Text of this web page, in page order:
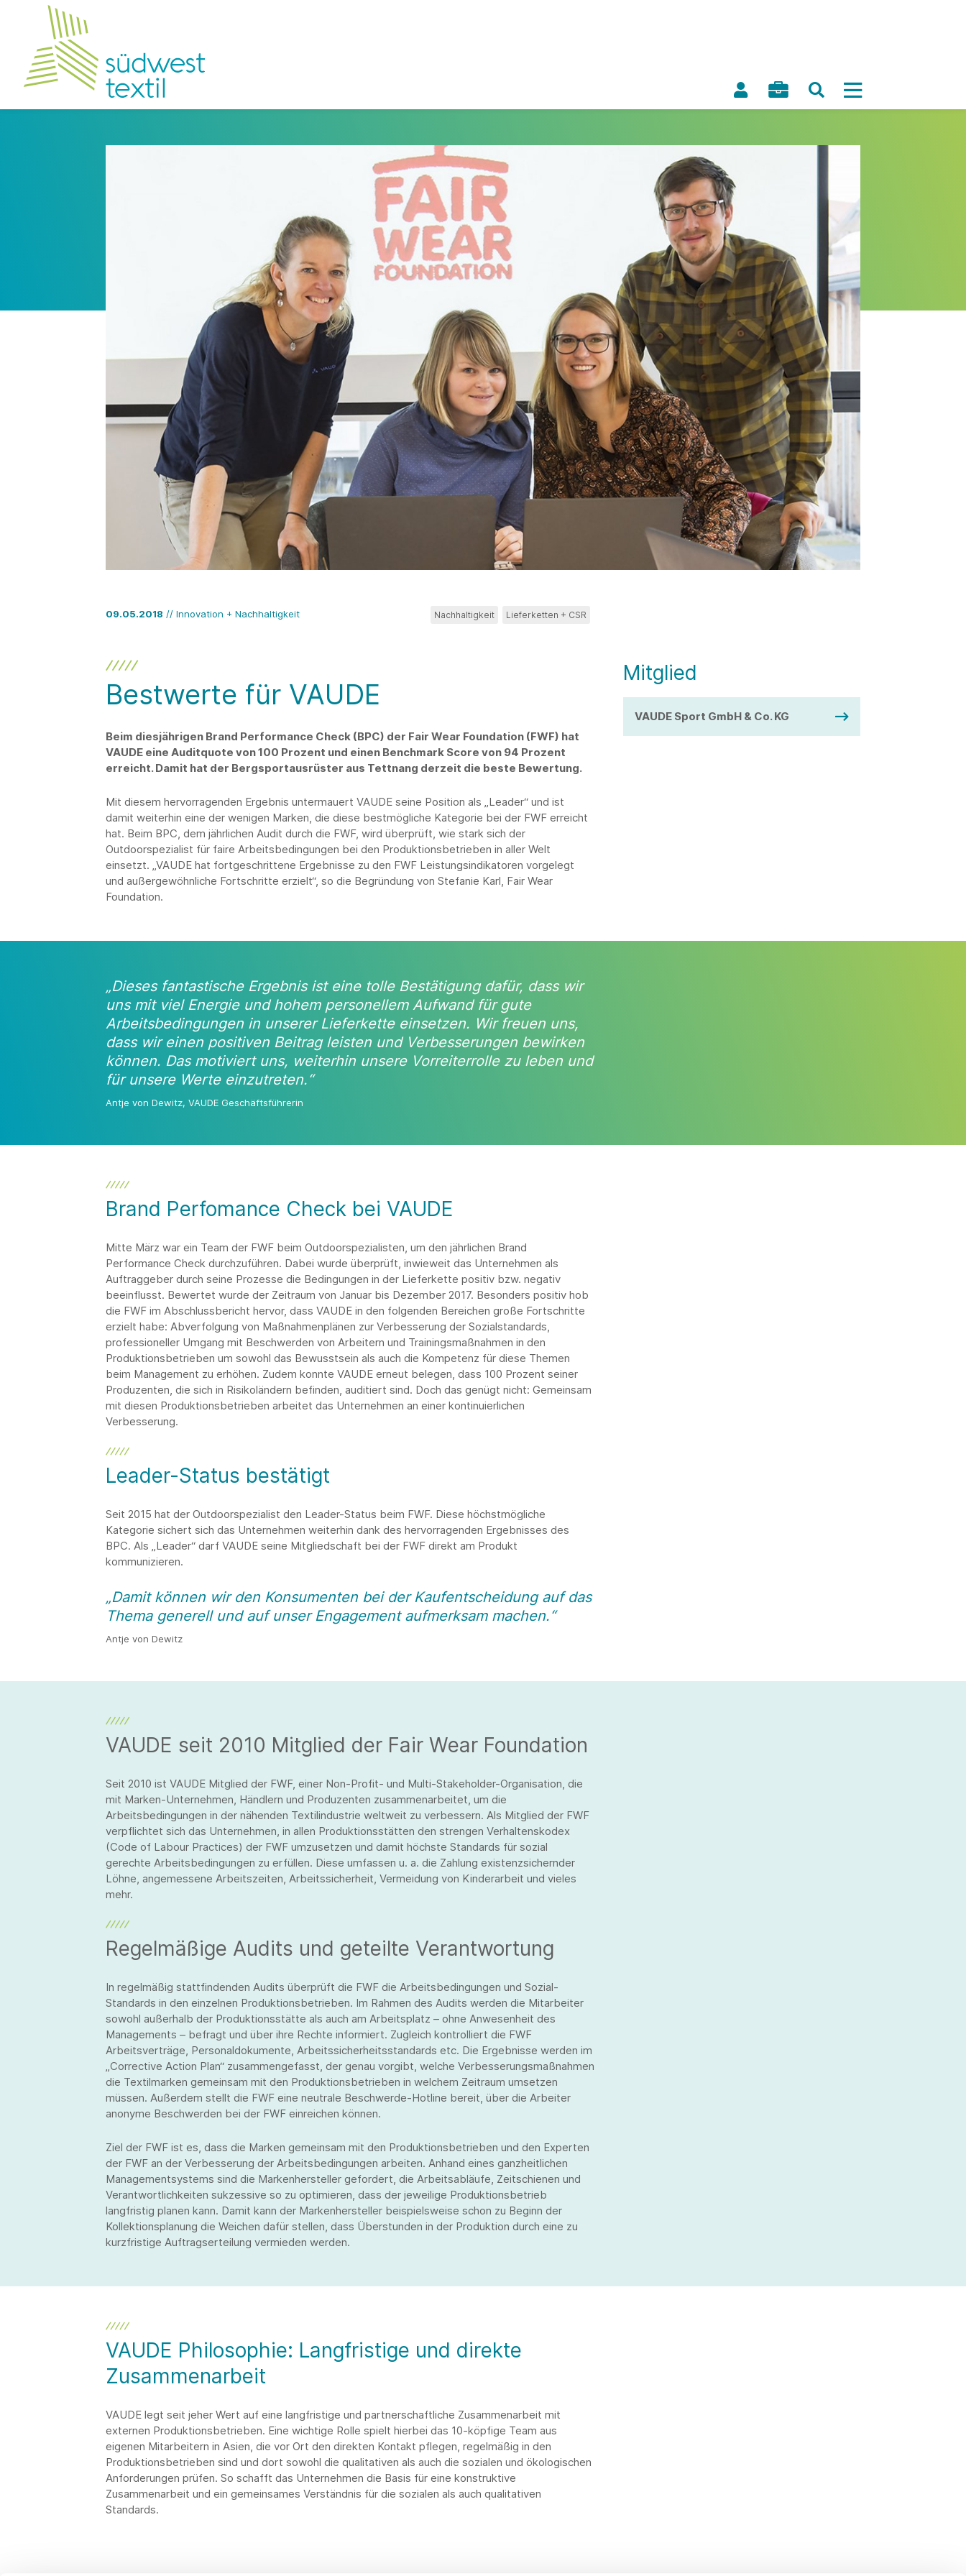
09.05.2018 // Innovation + Nachhaltigkeit Nachhaltigkeit Lieferketten + CSR
Bestwerte für VAUDE
Beim diesjährigen Brand Performance Check (BPC) der Fair Wear Foundation (FWF) hat
VAUDE eine Auditquote von 100 Prozent und einen Benchmark Score von 94 Prozent
erreicht. Damit hat der Bergsportausrüster aus Tettnang derzeit die beste Bewertung.
Mit diesem hervorragenden Ergebnis untermauert VAUDE seine Position als „Leader“ und ist
damit weiterhin eine der wenigen Marken, die diese bestmögliche Kategorie bei der FWF erreicht
hat. Beim BPC, dem jährlichen Audit durch die FWF, wird überprüft, wie stark sich der
Outdoorspezialist für faire Arbeitsbedingungen bei den Produktionsbetrieben in aller Welt
einsetzt. „VAUDE hat fortgeschrittene Ergebnisse zu den FWF Leistungsindikatoren vorgelegt
und außergewöhnliche Fortschritte erzielt“, so die Begründung von Stefanie Karl, Fair Wear
Foundation.
Mitglied
VAUDE Sport GmbH & Co. KG
„Dieses fantastische Ergebnis ist eine tolle Bestätigung dafür, dass wir
uns mit viel Energie und hohem personellem Aufwand für gute
Arbeitsbedingungen in unserer Lieferkette einsetzen. Wir freuen uns,
dass wir einen positiven Beitrag leisten und Verbesserungen bewirken
können. Das motiviert uns, weiterhin unsere Vorreiterrolle zu leben und
für unsere Werte einzutreten.“
Antje von Dewitz, VAUDE Geschäftsführerin
Brand Perfomance Check bei VAUDE
Mitte März war ein Team der FWF beim Outdoorspezialisten, um den jährlichen Brand
Performance Check durchzuführen. Dabei wurde überprüft, inwieweit das Unternehmen als
Auftraggeber durch seine Prozesse die Bedingungen in der Lieferkette positiv bzw. negativ
beeinflusst. Bewertet wurde der Zeitraum von Januar bis Dezember 2017. Besonders positiv hob
die FWF im Abschlussbericht hervor, dass VAUDE in den folgenden Bereichen große Fortschritte
erzielt habe: Abverfolgung von Maßnahmenplänen zur Verbesserung der Sozialstandards,
professioneller Umgang mit Beschwerden von Arbeitern und Trainingsmaßnahmen in den
Produktionsbetrieben um sowohl das Bewusstsein als auch die Kompetenz für diese Themen
beim Management zu erhöhen. Zudem konnte VAUDE erneut belegen, dass 100 Prozent seiner
Produzenten, die sich in Risikoländern befinden, auditiert sind. Doch das genügt nicht: Gemeinsam
mit diesen Produktionsbetrieben arbeitet das Unternehmen an einer kontinuierlichen
Verbesserung.
Leader-Status bestätigt
Seit 2015 hat der Outdoorspezialist den Leader-Status beim FWF. Diese höchstmögliche
Kategorie sichert sich das Unternehmen weiterhin dank des hervorragenden Ergebnisses des
BPC. Als „Leader“ darf VAUDE seine Mitgliedschaft bei der FWF direkt am Produkt
kommunizieren.
„Damit können wir den Konsumenten bei der Kaufentscheidung auf das
Thema generell und auf unser Engagement aufmerksam machen.“
Antje von Dewitz
VAUDE seit 2010 Mitglied der Fair Wear Foundation
Seit 2010 ist VAUDE Mitglied der FWF, einer Non-Profit- und Multi-Stakeholder-Organisation, die
mit Marken-Unternehmen, Händlern und Produzenten zusammenarbeitet, um die
Arbeitsbedingungen in der nähenden Textilindustrie weltweit zu verbessern. Als Mitglied der FWF
verpflichtet sich das Unternehmen, in allen Produktionsstätten den strengen Verhaltenskodex
(Code of Labour Practices) der FWF umzusetzen und damit höchste Standards für sozial
gerechte Arbeitsbedingungen zu erfüllen. Diese umfassen u. a. die Zahlung existenzsichernder
Löhne, angemessene Arbeitszeiten, Arbeitssicherheit, Vermeidung von Kinderarbeit und vieles
mehr.
Regelmäßige Audits und geteilte Verantwortung
In regelmäßig stattfindenden Audits überprüft die FWF die Arbeitsbedingungen und Sozial-
Standards in den einzelnen Produktionsbetrieben. Im Rahmen des Audits werden die Mitarbeiter
sowohl außerhalb der Produktionsstätte als auch am Arbeitsplatz – ohne Anwesenheit des
Managements – befragt und über ihre Rechte informiert. Zugleich kontrolliert die FWF
Arbeitsverträge, Personaldokumente, Arbeitssicherheitsstandards etc. Die Ergebnisse werden im
„Corrective Action Plan“ zusammengefasst, der genau vorgibt, welche Verbesserungsmaßnahmen
die Textilmarken gemeinsam mit den Produktionsbetrieben in welchem Zeitraum umsetzen
müssen. Außerdem stellt die FWF eine neutrale Beschwerde-Hotline bereit, über die Arbeiter
anonyme Beschwerden bei der FWF einreichen können.
Ziel der FWF ist es, dass die Marken gemeinsam mit den Produktionsbetrieben und den Experten
der FWF an der Verbesserung der Arbeitsbedingungen arbeiten. Anhand eines ganzheitlichen
Managementsystems sind die Markenhersteller gefordert, die Arbeitsabläufe, Zeitschienen und
Verantwortlichkeiten sukzessive so zu optimieren, dass der jeweilige Produktionsbetrieb
langfristig planen kann. Damit kann der Markenhersteller beispielsweise schon zu Beginn der
Kollektionsplanung die Weichen dafür stellen, dass Überstunden in der Produktion durch eine zu
kurzfristige Auftragserteilung vermieden werden.
VAUDE Philosophie: Langfristige und direkte
Zusammenarbeit
VAUDE legt seit jeher Wert auf eine langfristige und partnerschaftliche Zusammenarbeit mit
externen Produktionsbetrieben. Eine wichtige Rolle spielt hierbei das 10-köpfige Team aus
eigenen Mitarbeitern in Asien, die vor Ort den direkten Kontakt pflegen, regelmäßig in den
Produktionsbetrieben sind und dort sowohl die qualitativen als auch die sozialen und ökologischen
Anforderungen prüfen. So schafft das Unternehmen die Basis für eine konstruktive
Zusammenarbeit und ein gemeinsames Verständnis für die sozialen als auch qualitativen
Standards.